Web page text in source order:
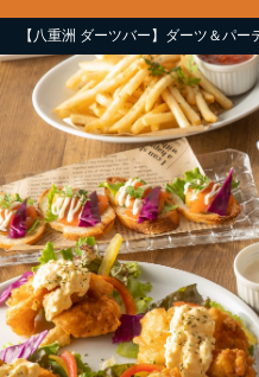
【八重洲 ダーツバー】ダーツ＆パ